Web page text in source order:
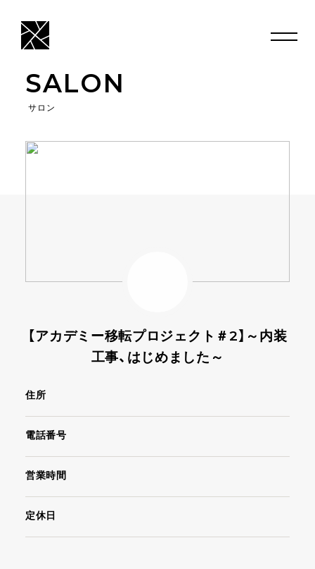
SALON
サロン
【アカデミー移転プロジェクト＃2】～内装
工事、はじめました～
住所
電話番号
営業時間
定休日